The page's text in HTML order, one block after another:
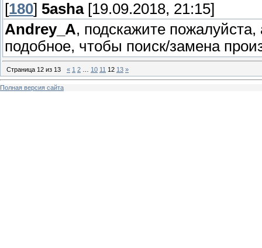
[180] 5asha[19.09.2018, 21:15]
Andrey_A, подскажите
подобное, чтобы поиск/замена
Страница 12 из 13 « 1 2 10 11 12 13 »
Полная версия сайта